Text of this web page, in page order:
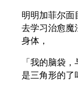
明明加菲尔面
去学习治愈魔
身体，
「我的脑袋
是三角形的了